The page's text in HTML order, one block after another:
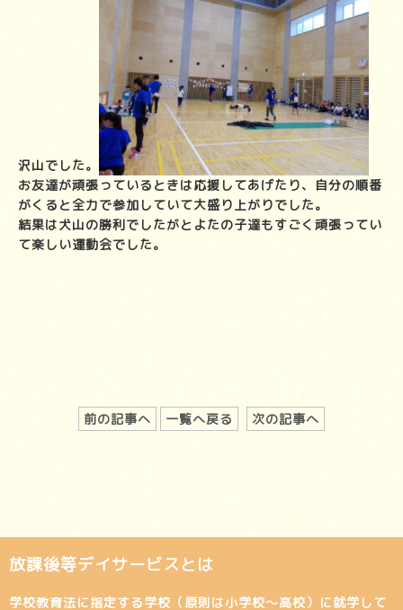
沢山でした。
お友達が頑張っているときは応援してあげたり、自分の順番
がくると全力で参加していて大盛り上がりでした。
結果は犬山の勝利でしたがとよたの子達もすごく頑張ってい
て楽しい運動会でした。
前の記事へ 一覧へ戻る 次の記事へ
放課後等デイサービスとは
学校教育法に指定する学校（原則は小学校～高校）に就学して